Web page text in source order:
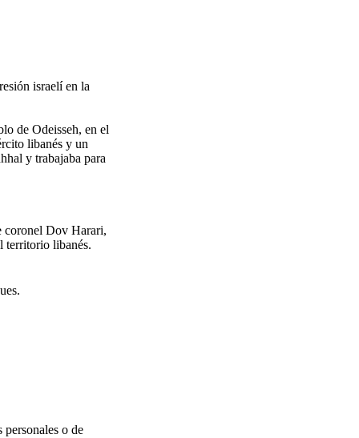
israelí en la
de Odeisseh, en el
libanés y un
y trabajaba para
coronel Dov Harari,
territorio libanés.
personales o de